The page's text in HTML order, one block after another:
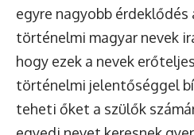
egyre nagyobb érdeklődés
történelmi magyar nevek
hogy ezek a nevek
történelmi jelentőséggel
teheti őket a szülők